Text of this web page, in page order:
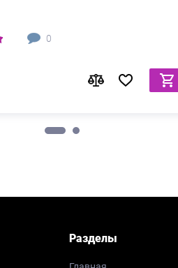
0
Разделы